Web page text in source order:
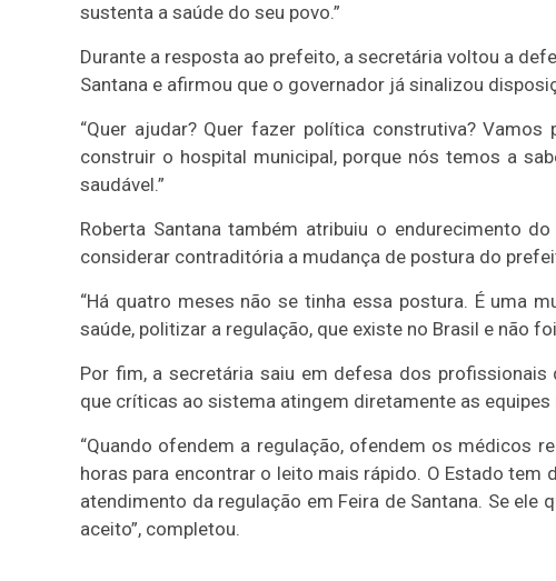
sustenta a saúde do seu povo.”
Durante a resposta ao prefeito, a secretária voltou a
Santana e afirmou que o governador já sinalizou
“Quer ajudar? Quer fazer política construtiva?
construir o hospital municipal, porque nós temos a
saudável.”
Roberta Santana também atribuiu o endurecimento
considerar contraditória a mudança de postura do
“Há quatro meses não se tinha essa postura. É uma
saúde, politizar a regulação, que existe no Brasil e não
Por fim, a secretária saiu em defesa dos profissionais
que críticas ao sistema atingem diretamente as
“Quando ofendem a regulação, ofendem os médicos
horas para encontrar o leito mais rápido. O Estado
atendimento da regulação em Feira de Santana. Se
aceito”, completou.